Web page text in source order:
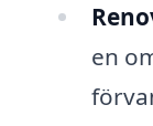
en